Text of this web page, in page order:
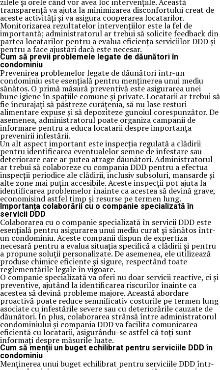
transparență va ajuta la minimizarea disconfortului creat de
aceste activități și va asigura cooperarea locatarilor.
Monitorizarea rezultatelor intervențiilor este la fel de
importantă; administratorul ar trebui să solicite feedback din
partea locatarilor pentru a evalua eficiența serviciilor DDD și
pentru a face ajustări dacă este necesar.
Cum să previi problemele legate de dăunători în
condominiu
Prevenirea problemelor legate de dăunători într-un
condominiu este esențială pentru menținerea unui mediu
sănătos. O primă măsură preventivă este asigurarea unei
bune igiene în spațiile comune și private. Locatarii ar trebui să
fie încurajați să păstreze curățenia, să nu lase resturi
alimentare expuse și să depoziteze gunoiul corespunzător. De
asemenea, administratorul poate organiza campanii de
informare pentru a educa locatarii despre importanța
prevenirii infestării.
Un alt aspect important este inspecția regulată a clădirii
pentru identificarea eventualelor semne de infestare sau
deteriorare care ar putea atrage dăunători. Administratorul
ar trebui să colaboreze cu compania DDD pentru a efectua
inspecții periodice ale clădirii, inclusiv subsoluri, mansarde și
alte zone mai puțin accesibile. Aceste inspecții pot ajuta la
identificarea problemelor înainte ca acestea să devină grave,
economisind astfel timp și resurse pe termen lung.
Importanța colaborării cu o companie specializată în
servicii DDD
Colaborarea cu o companie specializată în servicii DDD este
esențială pentru asigurarea unui mediu curat și sănătos într-
un condominiu. Aceste companii dispun de expertiza
necesară pentru a evalua situația specifică a clădirii și pentru
a propune soluții personalizate. De asemenea, ele utilizează
produse chimice eficiente și sigure, respectând toate
reglementările legale în vigoare.
O companie specializată va oferi nu doar servicii reactive, ci și
preventive, ajutând la identificarea riscurilor înainte ca
acestea să devină probleme majore. Această abordare
proactivă poate reduce semnificativ costurile pe termen lung
asociate cu infestările severe sau cu deteriorările cauzate de
dăunători. În plus, colaborarea strânsă între administratorul
condominiului și compania DDD va facilita comunicarea
eficientă cu locatarii, asigurându-se astfel că toți sunt
informați despre măsurile luate.
Cum să menții un buget echilibrat pentru serviciile DDD în
condominiu
Menținerea unui buget echilibrat pentru serviciile DDD într-